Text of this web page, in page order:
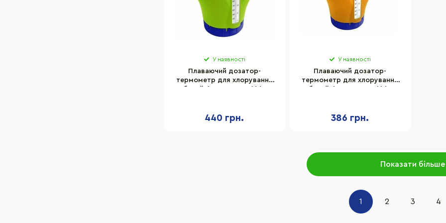
У наявності
Плаваючий дозатор-
термометр для хлорування
440 грн.
У наявності
Плаваючий дозатор-
термометр для хлорування
386 грн.
Показати більше
1 2 3 4